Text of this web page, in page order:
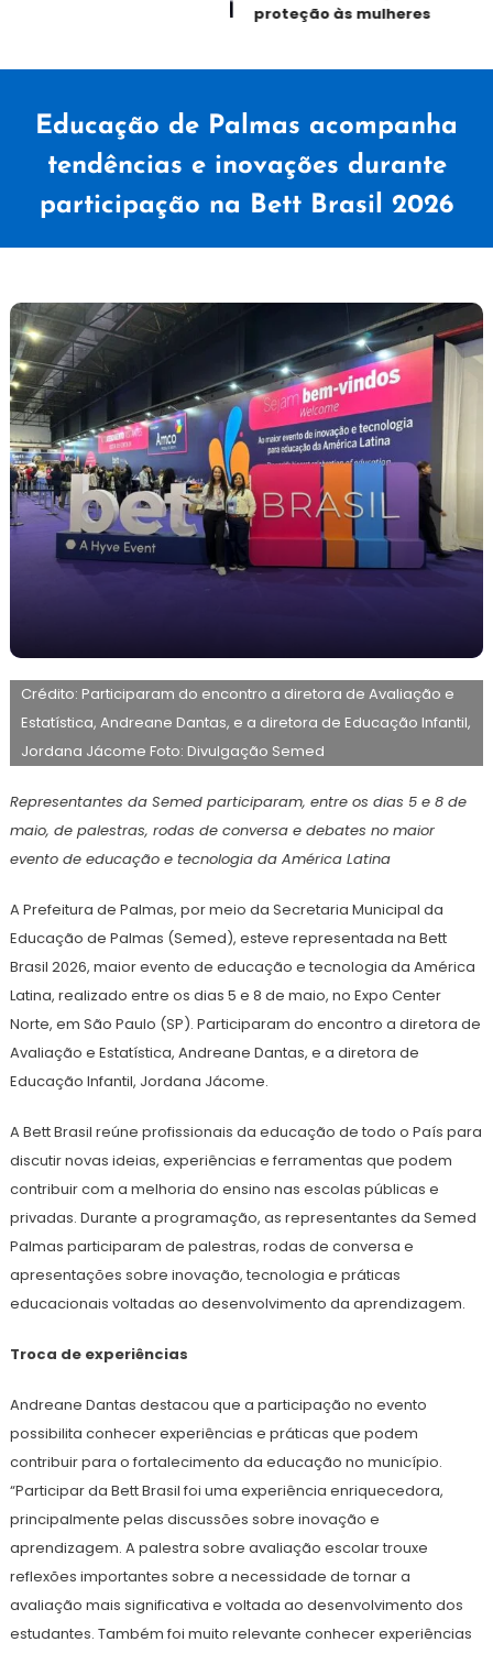
proteção às mulheres
Educação de Palmas acompanha
tendências e inovações durante
participação na Bett Brasil 2026
maio
de
Crédito: Participaram do encontro a diretora de Avaliação e
Estatística, Andreane Dantas, e a diretora de Educação Infantil,
Jordana Jácome Foto: Divulgação Semed
Representantes da Semed participaram, entre os dias 5 e 8 de
maio, de palestras, rodas de conversa e debates no maior
evento de educação e tecnologia da América Latina
A Prefeitura de Palmas, por meio da Secretaria Municipal da
Educação de Palmas (Semed), esteve representada na Bett
Brasil 2026, maior evento de educação e tecnologia da América
Latina, realizado entre os dias 5 e 8 de maio, no Expo Center
Norte, em São Paulo (SP). Participaram do encontro a diretora de
Avaliação e Estatística, Andreane Dantas, e a diretora de
Educação Infantil, Jordana Jácome.
A Bett Brasil reúne profissionais da educação de todo o País para
discutir novas ideias, experiências e ferramentas que podem
contribuir com a melhoria do ensino nas escolas públicas e
privadas. Durante a programação, as representantes da Semed
Palmas participaram de palestras, rodas de conversa e
apresentações sobre inovação, tecnologia e práticas
educacionais voltadas ao desenvolvimento da aprendizagem.
Troca de experiências
Andreane Dantas destacou que a participação no evento
possibilita conhecer experiências e práticas que podem
contribuir para o fortalecimento da educação no município.
“Participar da Bett Brasil foi uma experiência enriquecedora,
principalmente pelas discussões sobre inovação e
aprendizagem. A palestra sobre avaliação escolar trouxe
reflexões importantes sobre a necessidade de tornar a
avaliação mais significativa e voltada ao desenvolvimento dos
estudantes. Também foi muito relevante conhecer experiências